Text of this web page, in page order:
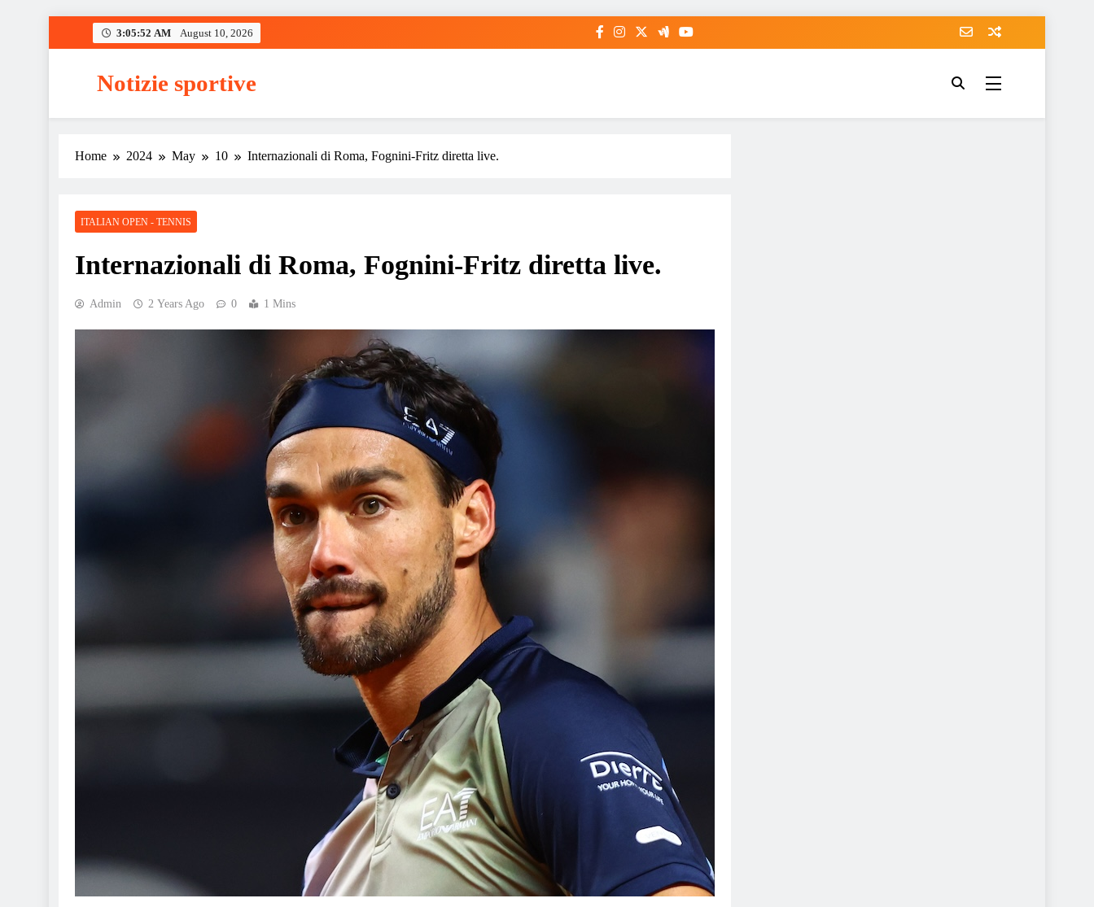
3:05:53 AM August 10, 2026
Notizie sportive
Home 2024 May 10 Internazionali di Roma, Fognini-Fritz diretta live.
ITALIAN OPEN - TENNIS
Internazionali di Roma, Fognini-Fritz diretta live.
Admin 2 Years Ago 0 1 Mins